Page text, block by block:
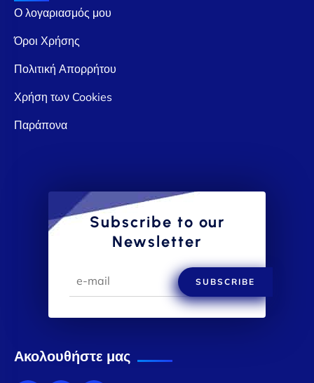
Ο λογαριασμός μου
Όροι Χρήσης
Πολιτική Απορρήτου
Χρήση των Cookies
Παράπονα
Subscribe to our
Newsletter
SUBSCRIBE
Ακολουθήστε μας